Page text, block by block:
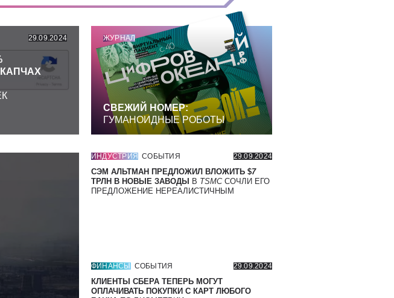
29.09.2024 ЖУРНАЛ
СВЕЖИЙ НОМЕР:
ГУМАНОИДНЫЕ РОБОТЫ
ИНДУСТРИЯ СОБЫТИЯ 29.09.2024
СЭМ АЛЬТМАН ПРЕДЛОЖИЛ ВЛОЖИТЬ $7
ТРЛН В НОВЫЕ ЗАВОДЫ
В TSMC СОЧЛИ ЕГО
ПРЕДЛОЖЕНИЕ НЕРЕАЛИСТИЧНЫМ
ФИНАНСЫ СОБЫТИЯ 29.09.2024
КЛИЕНТЫ СБЕРА ТЕПЕРЬ МОГУТ
ОПЛАЧИВАТЬ ПОКУПКИ С КАРТ ЛЮБОГО